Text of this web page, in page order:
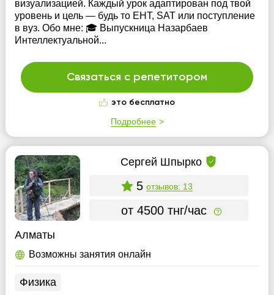
визуализацией. Каждый урок адаптирован под твой
уровень и цель — будь то ЕНТ, SAT или поступление
в вуз. Обо мне: 🎓 Выпускница Назарбаев
Интеллектуальной...
Связаться с репетитором
это бесплатно
Подробнее
Сергей Шпырко
5 отзывов: 13
от 4500 тнг/час
Алматы
Возможны занятия онлайн
Физика